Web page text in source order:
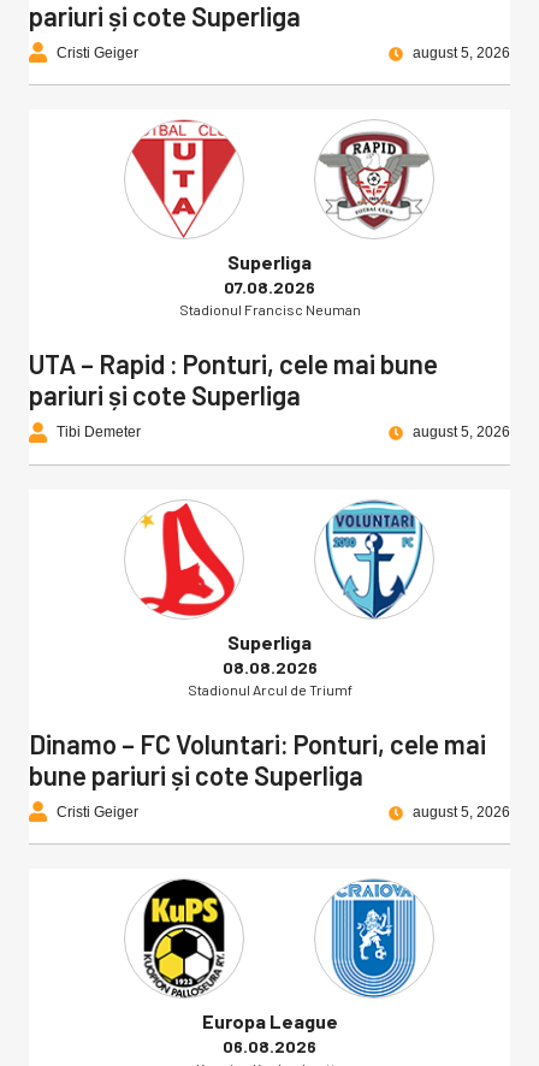
pariuri și cote Superliga
Cristi Geiger august 5, 2026
Superliga
07.08.2026
Stadionul Francisc Neuman
UTA – Rapid : Ponturi, cele mai bune
pariuri și cote Superliga
Tibi Demeter august 5, 2026
Superliga
08.08.2026
Stadionul Arcul de Triumf
Dinamo – FC Voluntari: Ponturi, cele mai
bune pariuri și cote Superliga
Cristi Geiger august 5, 2026
Europa League
06.08.2026